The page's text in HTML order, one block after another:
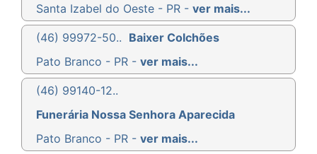
Santa Izabel do Oeste - PR - ver mais...
(46) 99972-50.. Baixer Colchões
Pato Branco - PR - ver mais...
(46) 99140-12..
Funerária Nossa Senhora Aparecida
Pato Branco - PR - ver mais...